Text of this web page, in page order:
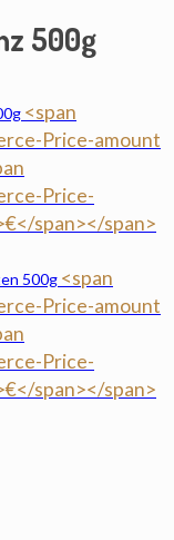
500g
<span
Price-amount
Price-
span></span>
500g <span
Price-amount
Price-
span></span>